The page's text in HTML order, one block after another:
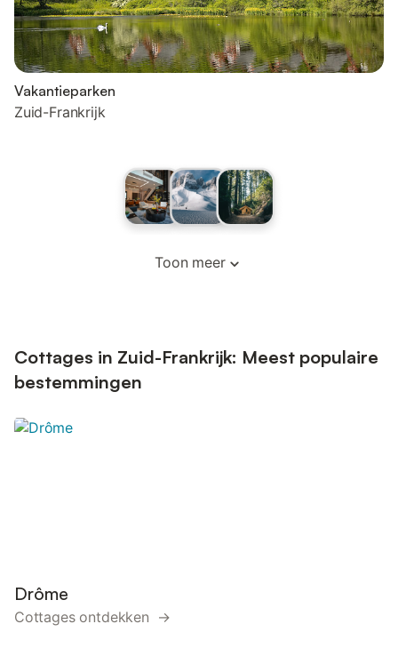
Vakantieparken
Zuid-Frankrijk
Toon meer
Cottages in Zuid-Frankrijk: Meest populaire
bestemmingen
Drôme
Cottages ontdekken →